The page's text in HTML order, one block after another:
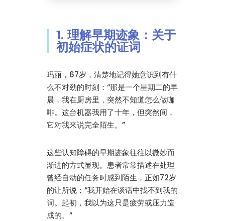
1. 理解早期迹象：关于
初始症状的证词
玛丽，67岁，清楚地记得她意识到有什
么不对劲的时刻：“那是一个星期二的早
晨，我在厨房里，突然不知道怎么做咖
啡。这台机器我用了十年，但突然间，
它对我来说完全陌生。”
这些认知障碍的早期迹象往往以微妙而
渐进的方式显现。患者常常描述在处理
曾经自动的任务时感到陌生，正如72岁
的让所说：“我开始在谈话中找不到我的
词。起初，我以为这只是疲劳或压力造
成的。”